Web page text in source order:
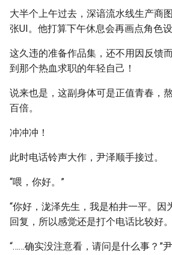
大半个上午过去，深谙流水线生产商
张UI。他打算下午休息会再画点角色设
这久违的准备作品集，还不用因反馈
到那个热血求职的年轻自己！
说来也是，这副身体可是正值青春，
百倍。
冲冲冲！
此时电话铃声大作，尹泽顺手接过。
“喂，你好。”
“你好，泷泽先生，我是柏井一平。因
回复，所以感觉还是打个电话比较好
“……确实没注意看，请问是什么事？”